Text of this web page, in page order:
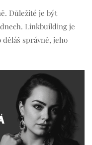
Důležité je být
Linkbuilding je
správně, jeho